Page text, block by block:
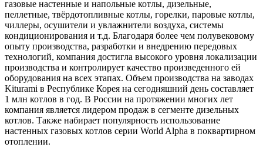
газовые настенные и напольные котлы, дизельные,
пеллетные, твёрдотопливные котлы, горелки, паровые котлы,
чиллеры, осушители и увлажнители воздуха, системы
кондиционирования и т.д. Благодаря более чем полувековому
опыту производства, разработки и внедрению передовых
технологий, компания достигла высокого уровня локализации
производства и контролирует качество произведенного ей
оборудования на всех этапах. Объем производства на заводах
Kiturami в Республике Корея на сегодняшний день составляет
1 млн котлов в год. В России на протяжении многих лет
компания является лидером продаж в сегменте дизельных
котлов. Также набирает популярность использование
настенных газовых котлов серии World Alpha в поквартирном
отоплении.